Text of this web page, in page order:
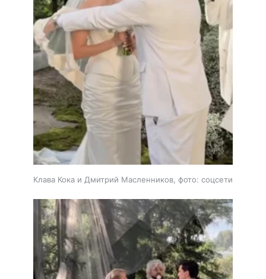
Клава Кока и Дмитрий Масленников, фото: соцсети